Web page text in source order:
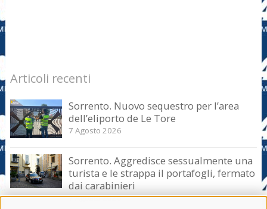
Articoli recenti
Sorrento. Nuovo sequestro per l’area
dell’eliporto de Le Tore
7 Agosto 2026
Sorrento. Aggredisce sessualmente una
turista e le strappa il portafogli, fermato
dai carabinieri
7 Agosto 2026